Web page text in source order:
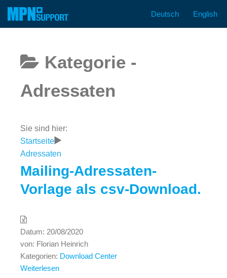
Zum
Deutsch English
Kategorie -
Adressaten
Sie sind hier:
Startseite
Adressaten
Mailing-Adressaten-
Vorlage als csv-Download.
Datum: 20/08/2020
von: Florian Heinrich
Kategorien: Download Center
Weiterlesen